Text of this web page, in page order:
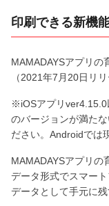
印刷できる新機
MAMADAYSアプリの
（2021年7月20日リリ
※iOSアプリver4.15.0
のバージョンが満た
ださい。Androidでは
MAMADAYSアプリの
データ形式でスマー
データとして手元に残